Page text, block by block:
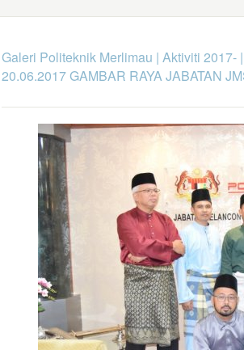
Galeri Politeknik Merlimau | Aktiviti 2017-
20.06.2017 GAMBAR RAYA JABATAN